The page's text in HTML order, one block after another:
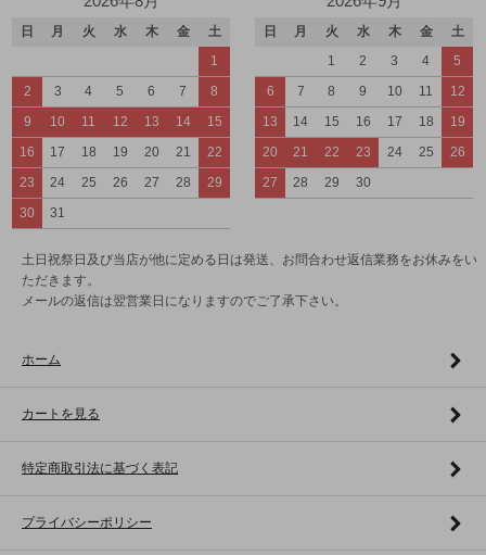
日 月 火 水 木 金
土
1
2
3 4 5 6 7
8
9
10 11 12 13 14
15
16
17 18 19 20 21
22
23
24 25 26 27 28
29
30
31
日 月 火 水 木 金
土
1
2 3 4
5
6
7 8 9 10 11
12
13
14 15 16 17 18
19
20
21 22 23 24 25
26
27
28 29 30
土日祝祭日及び当店が他に定める日は発送、お問合わせ返信業務をお休みをい
ただきます。
メールの返信は翌営業日になりますのでご了承下さい。
ホーム
カートを見る
特定商取引法に基づく表記
プライバシーポリシー